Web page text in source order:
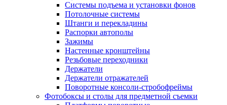
Системы подъема и установки фонов
Потолочные системы
Штанги и перекладины
Распорки автополы
Зажимы
Настенные кронштейны
Резьбовые переходники
Держатели
Держатели отражателей
Поворотные консоли-стробофреймы
Фотобоксы и столы для предметной съемки